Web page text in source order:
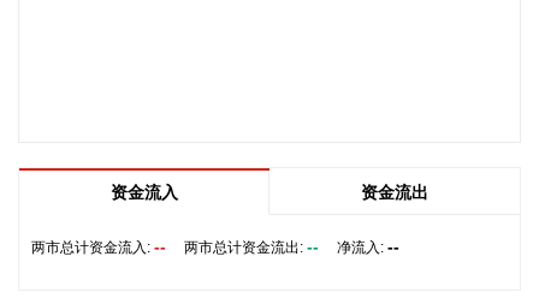
上涨。国内部分行业需求增加，但受输入性和季节性等因素影
涨3.5%，涨幅比上月回落0.6个百分点。 从环比看，全国CPI
资金流入 资金流出
两市总计资金流入: -- 两市总计资金流出: -- 净流入: --